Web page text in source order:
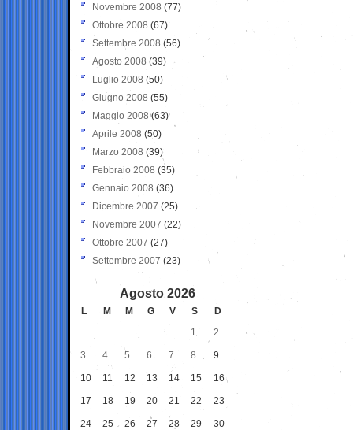
Novembre 2008 (77)
Ottobre 2008 (67)
Settembre 2008 (56)
Agosto 2008 (39)
Luglio 2008 (50)
Giugno 2008 (55)
Maggio 2008(63)
Aprile 2008 (50)
Marzo 2008 (39)
Febbraio 2008 (35)
Gennaio 2008 (36)
Dicembre 2007 (25)
Novembre 2007 (22)
Ottobre 2007 (27)
Settembre 2007 (23)
Agosto 2026
L M M G V S
D
1
2
3 4 5 6 7 8 9
10 11 12 13 14 15 16
17 18 19 20 21 22 23
24 25 26 27 28 29 30